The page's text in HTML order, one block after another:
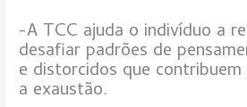
-A TCC ajuda o indivíduo a
desafiar padrões de
e distorcidos que
a exaustão.